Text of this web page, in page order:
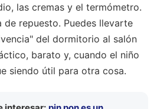
las cremas y el termómetro.
de repuesto. Puedes llevarte
del dormitorio al salón
barato y, cuando el niño
siendo útil para otra cosa.